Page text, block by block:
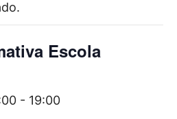
Escola
- 19:00